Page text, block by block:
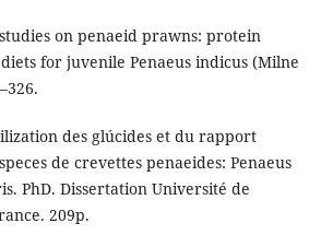
on penaeid prawns: protein
for juvenile Penaeus indicus (Milne
des glúcides et du rapport
de crevettes penaeides: Penaeus
PhD. Dissertation Université de
209p.